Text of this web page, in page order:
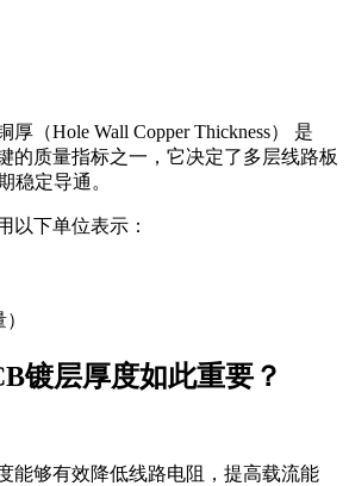
（Hole Wall Copper Thickness） 是
的质量指标之一，它决定了多层线路板
稳定导通。
以下单位表示：
镀层厚度如此重要？
能够有效降低线路电阻，提高载流能